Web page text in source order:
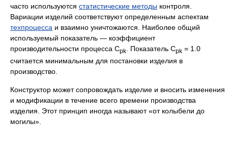
часто используются статистические методы контроля.
Вариации изделий соответствуют определенным аспектам
техпроцесса и взаимно уничтожаются. Наиболее общий
используемый показатель — коэффициент
производительности процесса Cpk . Показатель Cpk = 1.0
считается минимальным для постановки изделия в
производство.
Конструктор может сопровождать изделие и вносить изменения
и модификации в течение всего времени производства
изделия. Этот принцип иногда называют «от колыбели до
могилы».